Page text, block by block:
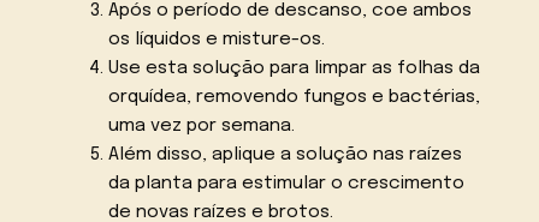
Após o período de descanso, coe ambos
os líquidos e misture-os.
Use esta solução para limpar as folhas da
orquídea, removendo fungos e bactérias,
uma vez por semana.
Além disso, aplique a solução nas raízes
da planta para estimular o crescimento
de novas raízes e brotos.